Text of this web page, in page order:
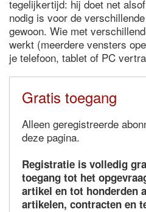
tegelijkertijd: hij doet net
nodig is voor de
gewoon. Wie met
werkt (meerdere vensters
je telefoon, tablet of PC
Gratis toegang
Alleen geregistreerde
deze pagina.
Registratie is volledig
toegang tot het
artikel en tot honderden
artikelen, contracten en